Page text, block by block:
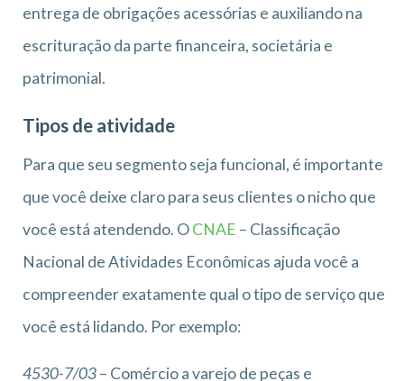
entrega de obrigações acessórias e auxiliando na
escrituração da parte financeira, societária e
patrimonial.
Tipos de atividade
Para que seu segmento seja funcional, é importante
que você deixe claro para seus clientes o nicho que
você está atendendo. OCNAE – Classificação
Nacional de Atividades Econômicas ajuda você a
compreender exatamente qual o tipo de serviço que
você está lidando. Por exemplo:
4530-7/03– Comércio a varejo de peças e